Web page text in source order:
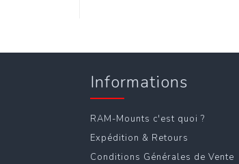
Informations
RAM-Mounts c'est quoi ?
Expédition & Retours
Conditions Générales de Vente